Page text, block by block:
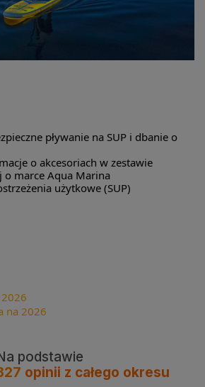
pływanie na SUP i dbanie o
o akcesoriach w zestawie
o marce Aqua Marina
użytkowe (SUP)
na 2026
podstawie
opinii z całego okresu